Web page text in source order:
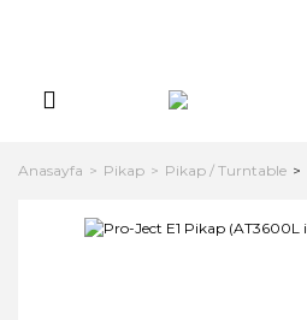
Anasayfa Pikap Pikap / Turntable